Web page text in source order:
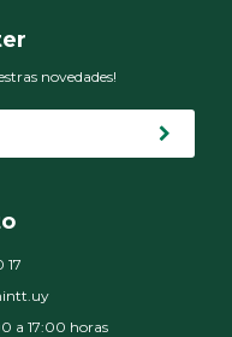
17
a 17:00 horas
novedades!